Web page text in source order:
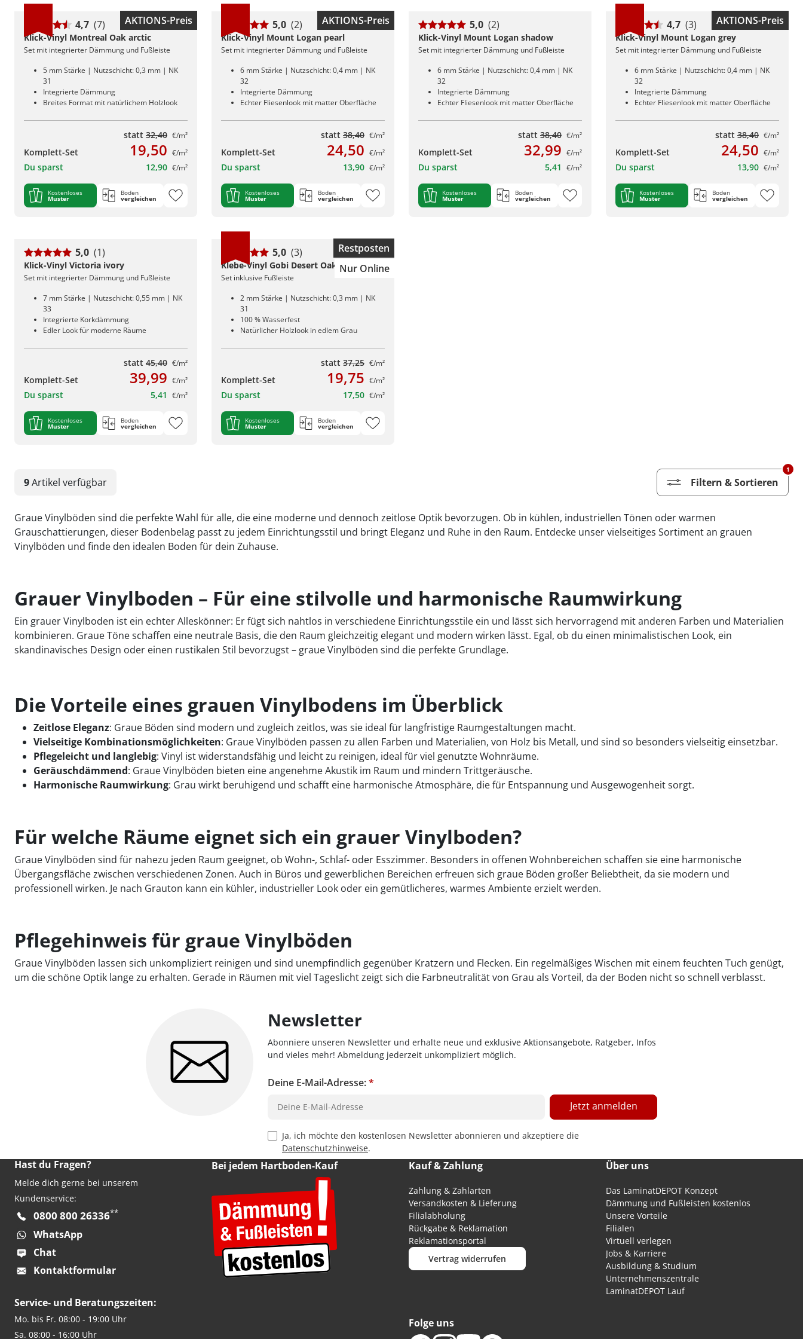
AKTIONS-Preis
4,7 (7)
Klick-Vinyl Montreal Oak arctic
Set mit integrierter Dämmung und Fußleiste
5 mm Stärke | Nutzschicht: 0,3 mm | NK
31
Integrierte Dämmung
Breites Format mit natürlichem Holzlook
statt 32,40 €/m²
Komplett-Set 19,50 €/m²
Du sparst 12,90 €/m²
Kostenloses
Muster
Boden
vergleichen
AKTIONS-Preis
5,0 (2)
Klick-Vinyl Mount Logan pearl
Set mit integrierter Dämmung und Fußleiste
6 mm Stärke | Nutzschicht: 0,4 mm | NK
32
Integrierte Dämmung
Echter Fliesenlook mit matter Oberfläche
statt 38,40 €/m²
Komplett-Set 24,50 €/m²
Du sparst 13,90 €/m²
Kostenloses
Muster
Boden
vergleichen
5,0 (2)
Klick-Vinyl Mount Logan shadow
Set mit integrierter Dämmung und Fußleiste
6 mm Stärke | Nutzschicht: 0,4 mm | NK
32
Integrierte Dämmung
Echter Fliesenlook mit matter Oberfläche
statt 38,40 €/m²
Komplett-Set 32,99 €/m²
Du sparst 5,41 €/m²
Kostenloses
Muster
Boden
vergleichen
AKTIONS-Preis
4,7 (3)
Klick-Vinyl Mount Logan grey
Set mit integrierter Dämmung und Fußleiste
6 mm Stärke | Nutzschicht: 0,4 mm | NK
32
Integrierte Dämmung
Echter Fliesenlook mit matter Oberfläche
statt 38,40 €/m²
Komplett-Set 24,50 €/m²
Du sparst 13,90 €/m²
Kostenloses
Muster
Boden
vergleichen
5,0 (1)
Klick-Vinyl Victoria ivory
Set mit integrierter Dämmung und Fußleiste
7 mm Stärke | Nutzschicht: 0,55 mm | NK
33
Integrierte Korkdämmung
Edler Look für moderne Räume
statt 45,40 €/m²
Komplett-Set 39,99 €/m²
Du sparst 5,41 €/m²
Kostenloses
Muster
Boden
vergleichen
Restposten
Nur Online
5,0 (3)
Klebe-Vinyl Gobi Desert Oak Grey
Set inklusive Fußleiste
2 mm Stärke | Nutzschicht: 0,3 mm | NK
31
100 % Wasserfest
Natürlicher Holzlook in edlem Grau
statt 37,25 €/m²
Komplett-Set 19,75 €/m²
Du sparst 17,50 €/m²
Kostenloses
Muster
Boden
vergleichen
9Artikel verfügbar Filtern & Sortieren
1
Graue Vinylböden sind die perfekte Wahl für alle, die eine moderne und dennoch zeitlose Optik bevorzugen. Ob in kühlen, industriellen Tönen oder warmen
Grauschattierungen, dieser Bodenbelag passt zu jedem Einrichtungsstil und bringt Eleganz und Ruhe in den Raum. Entdecke unser vielseitiges Sortiment an grauen
Vinylböden und finde den idealen Boden für dein Zuhause.
Grauer Vinylboden – Für eine stilvolle und harmonische Raumwirkung
Ein grauer Vinylboden ist ein echter Alleskönner: Er fügt sich nahtlos in verschiedene Einrichtungsstile ein und lässt sich hervorragend mit anderen Farben und Materialien
kombinieren. Graue Töne schaffen eine neutrale Basis, die den Raum gleichzeitig elegant und modern wirken lässt. Egal, ob du einen minimalistischen Look, ein
skandinavisches Design oder einen rustikalen Stil bevorzugst – graue Vinylböden sind die perfekte Grundlage.
Die Vorteile eines grauen Vinylbodens im Überblick
Zeitlose Eleganz: Graue Böden sind modern und zugleich zeitlos, was sie ideal für langfristige Raumgestaltungen macht.
Vielseitige Kombinationsmöglichkeiten: Graue Vinylböden passen zu allen Farben und Materialien, von Holz bis Metall, und sind so besonders vielseitig einsetzbar.
Pflegeleicht und langlebig: Vinyl ist widerstandsfähig und leicht zu reinigen, ideal für viel genutzte Wohnräume.
Geräuschdämmend: Graue Vinylböden bieten eine angenehme Akustik im Raum und mindern Trittgeräusche.
Harmonische Raumwirkung: Grau wirkt beruhigend und schafft eine harmonische Atmosphäre, die für Entspannung und Ausgewogenheit sorgt.
Für welche Räume eignet sich ein grauer Vinylboden?
Graue Vinylböden sind für nahezu jeden Raum geeignet, ob Wohn-, Schlaf- oder Esszimmer. Besonders in offenen Wohnbereichen schaffen sie eine harmonische
Übergangsfläche zwischen verschiedenen Zonen. Auch in Büros und gewerblichen Bereichen erfreuen sich graue Böden großer Beliebtheit, da sie modern und
professionell wirken. Je nach Grauton kann ein kühler, industrieller Look oder ein gemütlicheres, warmes Ambiente erzielt werden.
Pflegehinweis für graue Vinylböden
Graue Vinylböden lassen sich unkompliziert reinigen und sind unempfindlich gegenüber Kratzern und Flecken. Ein regelmäßiges Wischen mit einem feuchten Tuch genügt,
um die schöne Optik lange zu erhalten. Gerade in Räumen mit viel Tageslicht zeigt sich die Farbneutralität von Grau als Vorteil, da der Boden nicht so schnell verblasst.
Newsletter
Abonniere unseren Newsletter und erhalte neue und exklusive Aktionsangebote, Ratgeber, Infos
und vieles mehr! Abmeldung jederzeit unkompliziert möglich.
Deine E-Mail-Adresse:*
Privacy Policy Checkbox
Ja, ich möchte den kostenlosen Newsletter abonnieren und akzeptiere die
Datenschutzhinweise.
Jetzt anmelden
Hast du Fragen?
Melde dich gerne bei unserem
Kundenservice:
0800 800 26336**
WhatsApp
Chat
Kontaktformular
Service- und Beratungszeiten:
Mo. bis Fr. 08:00 - 19:00 Uhr
Sa. 08:00 - 16:00 Uhr
Bei jedem Hartboden-Kauf Kauf & Zahlung
Zahlung & Zahlarten
Versandkosten & Lieferung
Filialabholung
Rückgabe & Reklamation
Reklamationsportal
Vertrag widerrufen
Folge uns
Über uns
Das LaminatDEPOT Konzept
Dämmung und Fußleisten kostenlos
Unsere Vorteile
Filialen
Virtuell verlegen
Jobs & Karriere
Ausbildung & Studium
Unternehmenszentrale
LaminatDEPOT Lauf